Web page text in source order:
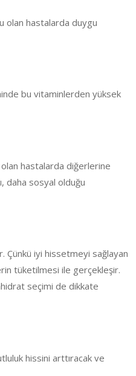
olan hastalarda duygu
bu vitaminlerden yüksek
hastalarda diğerlerine
daha sosyal olduğu
iyi hissetmeyi sağlayan
tüketilmesi ile gerçekleşir.
seçimi de dikkate
hissini arttıracak ve